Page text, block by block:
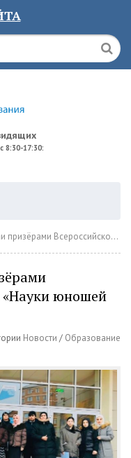
8:30-17:30:
конкурса «Науки юношей питают»
«Науки юношей
Новости / Образование